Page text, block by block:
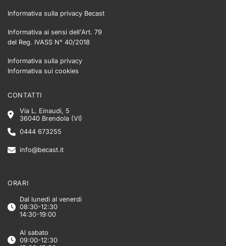
Informativa sulla privacy Becast
Informativa ai sensi dell'Art. 79
del Reg. IVASS N° 40/2018
Informativa sulla privacy
Informativa sui cookies
CONTATTI
Via L. Einaudi, 5
36040 Brendola (VI)
0444 673255
info@becast.it
ORARI
Dal lunedì al venerdì
08:30-12:30
14:30-19:00
Al sabato
09:00-12:30